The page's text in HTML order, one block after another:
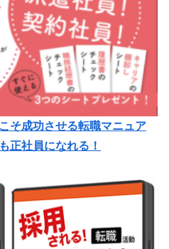
そ成功させる転職マニュア
正社員になれる！